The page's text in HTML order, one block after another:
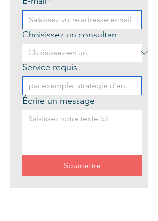
Choisissez un consultant
Service requis
Écrire un message
Soumettre